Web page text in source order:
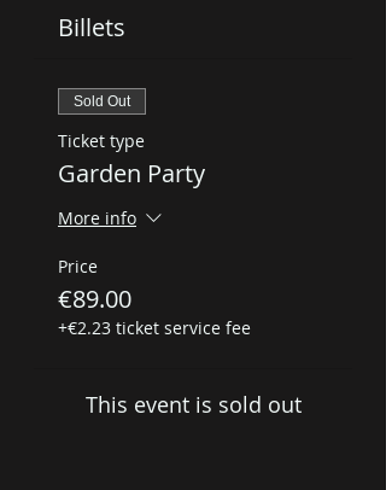
Billets
Sold Out
Ticket type
Garden Party
More info
Price
€89.00
+€2.23 ticket service fee
This event is sold out